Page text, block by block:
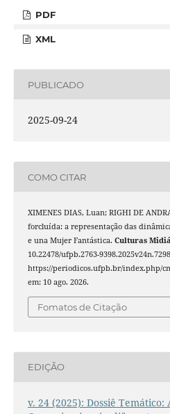
PDF
XML
PUBLICADO
2025-09-24
COMO CITAR
XIMENES DIAS, Luan; RIGHI DE
forcluída: a representação das
e una Mujer Fantástica. Culturas
10.22478/ufpb.2763-
https://periodicos.ufpb.br/index.php/
em: 10 ago. 2026.
Fomatos de Citação
EDIÇÃO
v. 24 (2025): Dossiê